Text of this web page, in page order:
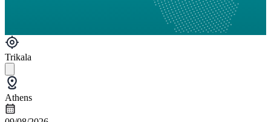
Trikala
Athens